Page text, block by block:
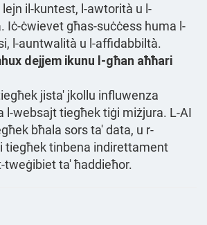
il-kuntest, l-awtorità u l-
Iċ-ċwievet għas-suċċess huma l-
l-auntwalità u l-affidabbiltà.
dejjem ikunu l-għan aħħari
jista' jkollu influwenza
l-websajt tiegħek tiġi miżjura. L-AI
bħala sors ta' data, u r-
tiegħek tinbena indirettament
tweġibiet ta' ħaddieħor.